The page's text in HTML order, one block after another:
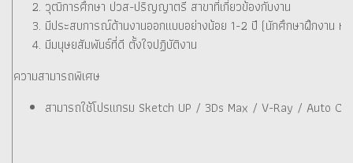
วุฒิการศึกษา ปวส-ปริญญาตรี สาขาที่เกี่ยวข้องกับงาน
มีประสบการณ์ด้านงานออกแบบอย่างน้อย 1-2 ปี (นักศึกษาฝึกงาน ห
มีมนุษยสัมพันธ์ที่ดี ตั้งใจปฏิบัติงาน
ความสามารถพิเศษ
สามารถใช้โปรแกรม Sketch UP / 3Ds Max / V-Ray / Auto